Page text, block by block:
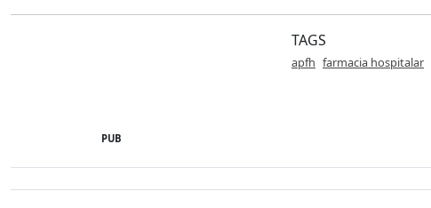
TAGS
apfh farmacia hospitalar
PUB